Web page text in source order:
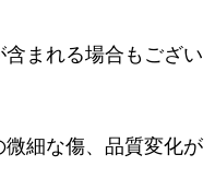
まれる場合もござい
細な傷、品質変化が